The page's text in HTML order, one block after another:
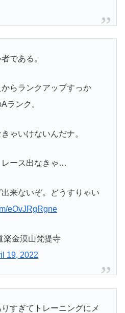
である。
からランクアップすっか
ランク。
ゃいけないんだナ。
レース出なきゃ…
来ないぞ。どうすりゃい
eOvJRgRgne
金漠山梵提寺
19, 2022
すぎてトレーニングにメ